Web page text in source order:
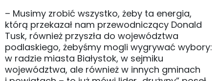
– Musimy zrobić wszystko, żeby ta energia,
którą przekazał nam przewodniczący Donald
Tusk, również przyszła do województwa
podlaskiego, żebyśmy mogli wygrywać wybory:
w radzie miasta Białystok, w sejmiku
województwa, ale również w innych gminach